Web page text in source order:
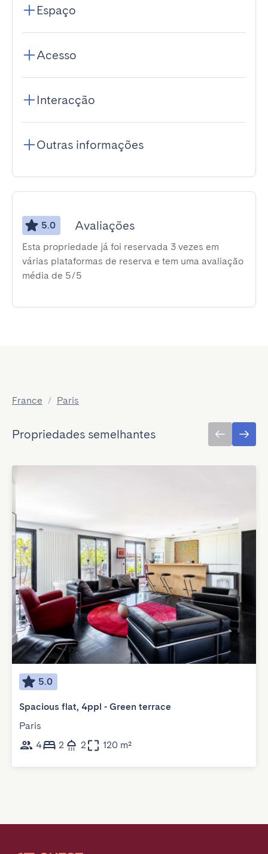
Espaço
Acesso
Interacção
Outras informações
5.0 Avaliações
Esta propriedade já foi reservada 3 vezes em
várias plataformas de reserva e tem uma avaliação
média de 5/5
France / Paris
Propriedades semelhantes
5.0
Spacious flat, 4ppl - Green terrace
Paris
4
2 2 120 m²